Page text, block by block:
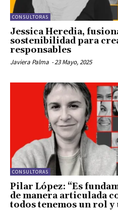
CONSULTORAS
Jessica Heredia,
sostenibilidad para
responsables
Javiera Palma -23 Mayo, 2025
CONSULTORAS
Pilar López: “Es
de manera articulada
todos tenemos un rol y